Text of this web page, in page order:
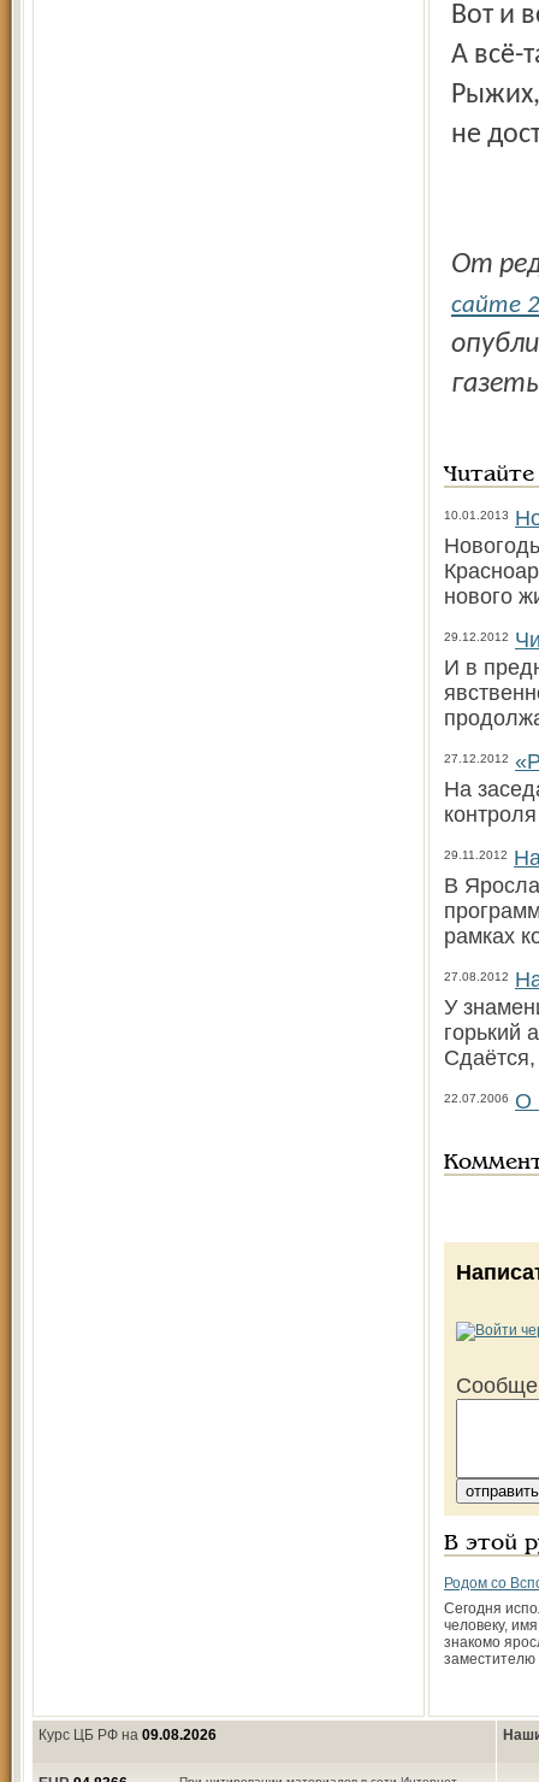
Вот и
А всё-
Рыжих,
не
От
сайте
10.01.2013
нового
29.12.2012
И в
27.12.2012
На
29.11.2012
В
рамках
27.08.2012
У
горький
Сдаётся,
22.07.2006 О
В этой
Родом со
Сегодня
человеку,
знакомо
Курс ЦБ РФ на 09.08.2026